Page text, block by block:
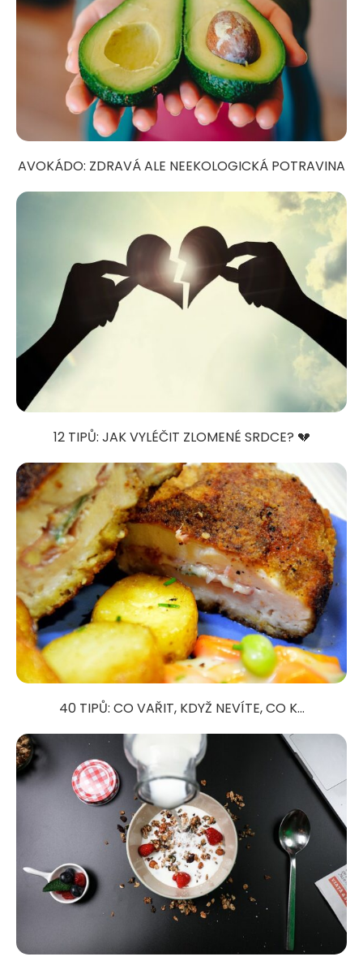
AVOKÁDO: ZDRAVÁ ALE NEEKOLOGICKÁ POTRAVINA
12 TIPŮ: JAK VYLÉČIT ZLOMENÉ SRDCE? 💔
40 TIPŮ: CO VAŘIT, KDYŽ NEVÍTE, CO K...